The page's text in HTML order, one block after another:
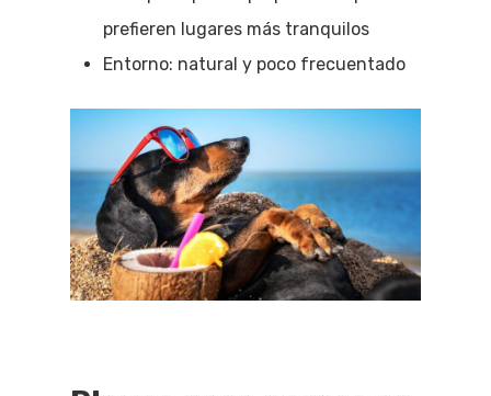
prefieren lugares más tranquilos
Entorno: natural y poco frecuentado